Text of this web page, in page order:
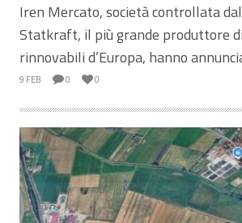
Iren Mercato, società controllata
Statkraft, il più grande produttore
rinnovabili d’Europa, hanno
9 FEB 0 0